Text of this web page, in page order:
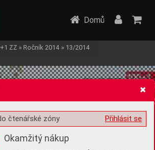
ukládáním volitelných informací
Domů
ZZ » Ročník 2014 » 13/2014
Přihlásit se
čtenářské zóny
Okamžitý nákup